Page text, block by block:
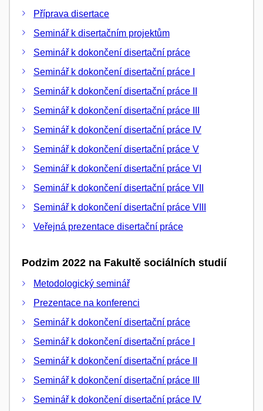
Příprava disertace
Seminář k disertačním projektům
Seminář k dokončení disertační práce
Seminář k dokončení disertační práce I
Seminář k dokončení disertační práce II
Seminář k dokončení disertační práce III
Seminář k dokončení disertační práce IV
Seminář k dokončení disertační práce V
Seminář k dokončení disertační práce VI
Seminář k dokončení disertační práce VII
Seminář k dokončení disertační práce VIII
Veřejná prezentace disertační práce
Podzim 2022 na Fakultě sociálních studií
Metodologický seminář
Prezentace na konferenci
Seminář k dokončení disertační práce
Seminář k dokončení disertační práce I
Seminář k dokončení disertační práce II
Seminář k dokončení disertační práce III
Seminář k dokončení disertační práce IV